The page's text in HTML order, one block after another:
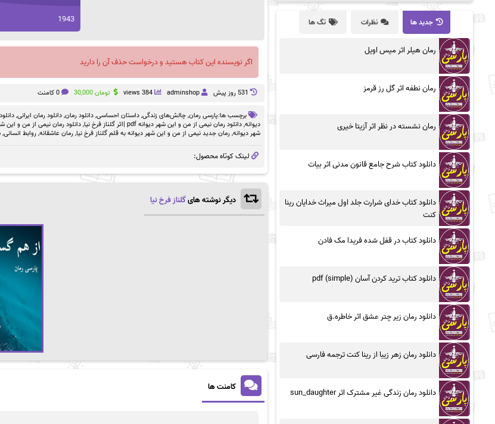
1943
اگر نویسنده این کتاب هستید و درخواست حذف آن را دارید
531 روز پيش adminshop
384 views تومان 0 کامنت
برچسب ها:پارسی رمان,چالش‌های زندگی,داستان احساسی,دانلود رمان,دانلود رمان ایرانی,
دیوانه,دانلود رمان نیمی از من و این شهر دیوانه pdf |اثر گلناز فرخ نیا ,دانلود رمان نیمی از من و این
شهر دیوانه,رمان جدید نیمی از من و این شهر دیوانه به قلم گلناز فرخ نیا,رمان عاشقانه,روابط انسانی,
لینک کوتاه محصول:
دیگر نوشته هایگلناز فرخ نیا
کامنت ها
جدید ها نظرات تگ ها
رمان هیلر اثر میس اویل
رمان نطفه اثر گل رز قرمز
رمان نشسته در نظر اثر آزیتا خیری
دانلود کتاب شرح جامع قانون مدنی اثر بیات
دانلود کتاب خدای شرارت جلد اول میراث خدایان رینا
کنت
دانلود کتاب در قفل شده فریدا مک فادن
دانلود کتاب ترید کردن آسان (simple) pdf
دانلود رمان زیر چتر عشق اثر خاطره.ق
دانلود رمان زهر زیبا از رینا کنت ترجمه فارسی
دانلود رمان زندگی غیر مشترک اثر sun_daughter